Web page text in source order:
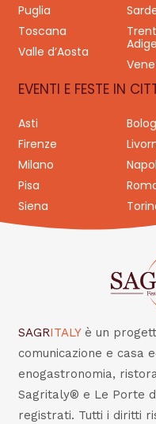
Puglia
Toscana
Adige
Valle d’Aosta
EVENTI E FESTE IN
Asti
Firenze
Milano
Pisa
Siena
SAGRITALY è un
comunicazione e casa
enogastronomia,
Sagritaly® e Le Porte
registrati. Tutti i diritti